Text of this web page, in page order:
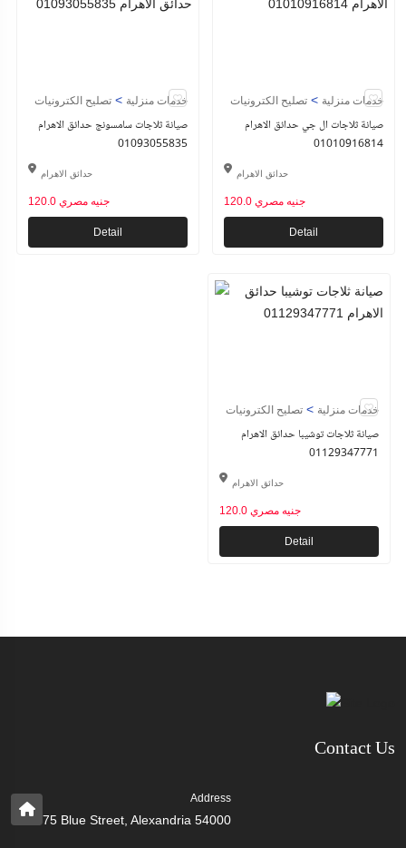
خدمات منزلية > تصليح الكترونيات
صيانة ثلاجات سامسونج حدائق الاهرام
01093055835
حدائق الاهرام
120.0 جنيه مصري
Detail
خدمات منزلية > تصليح الكترونيات
صيانة ثلاجات ال جي حدائق الاهرام
01010916814
حدائق الاهرام
120.0 جنيه مصري
Detail
خدمات منزلية > تصليح الكترونيات
صيانة ثلاجات توشيبا حدائق الاهرام
01129347771
حدائق الاهرام
120.0 جنيه مصري
Detail
Contact Us
Address
75 Blue Street, Alexandria 54000